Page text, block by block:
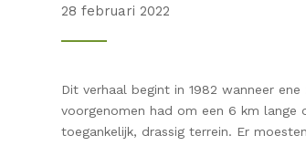
28 februari 2022
Dit verhaal begint in 1982 wanneer
voorgenomen had om een 6 km lange
toegankelijk, drassig terrein. Er